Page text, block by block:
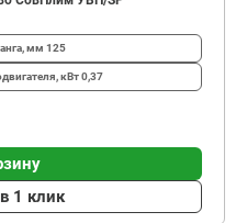
мм 125
кВт0,37
1 клик